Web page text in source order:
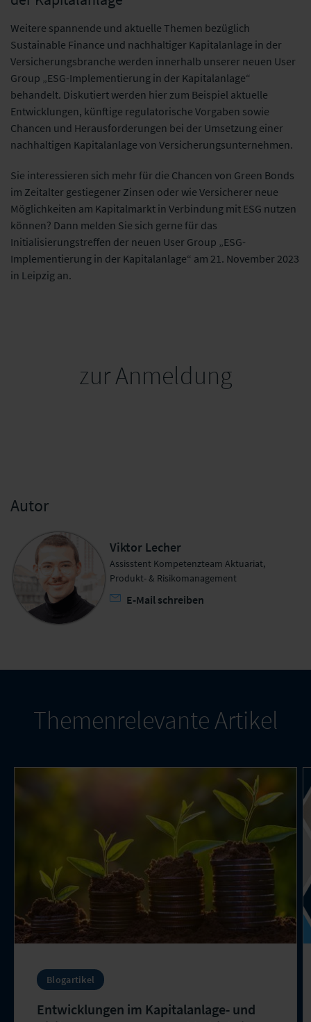
Weitere spannende und aktuelle Themen bezüglich
Sustainable Finance und nachhaltiger Kapitalanlage in der
Versicherungsbranche werden innerhalb unserer neuen User
Group „ESG-Implementierung in der Kapitalanlage“
behandelt. Diskutiert werden hier zum Beispiel aktuelle
Entwicklungen, künftige regulatorische Vorgaben sowie
Chancen und Herausforderungen bei der Umsetzung einer
nachhaltigen Kapitalanlage von Versicherungsunternehmen.
Sie interessieren sich mehr für die Chancen von Green Bonds
im Zeitalter gestiegener Zinsen oder wie Versicherer neue
Möglichkeiten am Kapitalmarkt in Verbindung mit ESG nutzen
können? Dann melden Sie sich gerne für das
Initialisierungstreffen der neuen User Group „ESG-
Implementierung in der Kapitalanlage“ am 21. November 2023
in Leipzig an.
zur Anmeldung
Autor
Viktor Lecher
Assisstent Kompetenzteam Aktuariat,
Produkt- & Risikomanagement
E-Mail schreiben
Themenrelevante Artikel
Blogartikel
Entwicklungen im Kapitalanlage- und